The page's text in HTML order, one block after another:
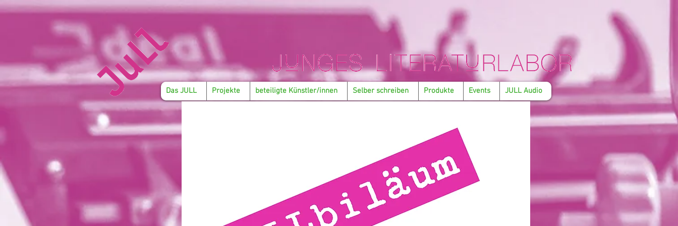
Das JULL Projekte beteiligte Künstler/innen Selber schreiben Produkte Events JULL Audio